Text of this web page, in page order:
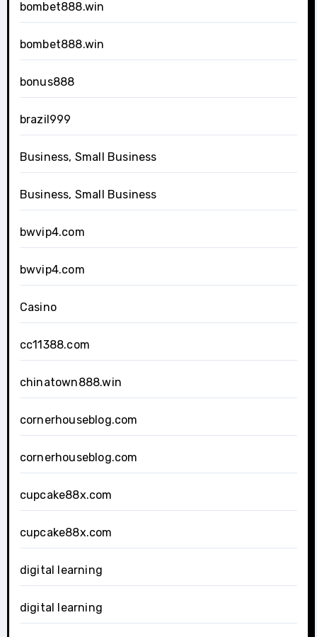
bombet888.win
bombet888.win
bonus888
brazil999
Business, Small Business
Business, Small Business
bwvip4.com
bwvip4.com
Casino
cc11388.com
chinatown888.win
cornerhouseblog.com
cornerhouseblog.com
cupcake88x.com
cupcake88x.com
digital learning
digital learning